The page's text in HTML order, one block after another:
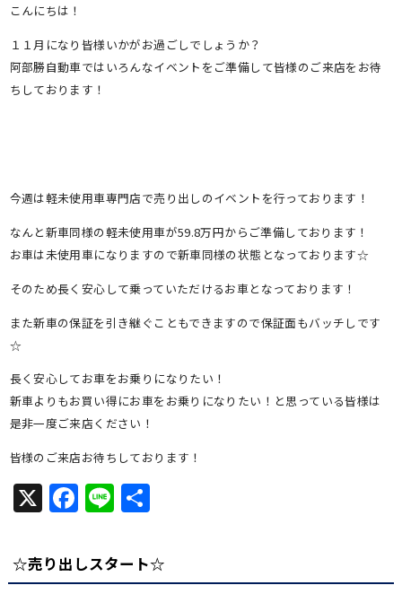
こんにちは！
１１月になり皆様いかがお過ごしでしょうか？
阿部勝自動車ではいろんなイベントをご準備して皆様のご来店をお待
ちしております！
今週は軽未使用車専門店で売り出しのイベントを行っております！
なんと新車同様の軽未使用車が59.8万円からご準備しております！
お車は未使用車になりますので新車同様の状態となっております☆
そのため長く安心して乗っていただけるお車となっております！
また新車の保証を引き継ぐこともできますので保証面もバッチしです
☆
長く安心してお車をお乗りになりたい！
新車よりもお買い得にお車をお乗りになりたい！と思っている皆様は
是非一度ご来店ください！
皆様のご来店お待ちしております！
X Facebook
Line共
☆売り出しスタート☆